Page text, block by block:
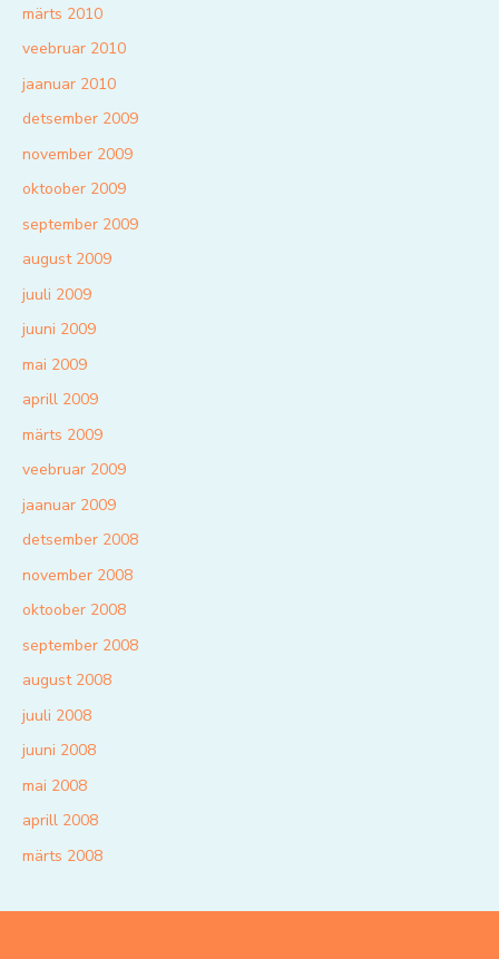
märts 2010
veebruar 2010
jaanuar 2010
detsember 2009
november 2009
oktoober 2009
september 2009
august 2009
juuli 2009
juuni 2009
mai 2009
aprill 2009
märts 2009
veebruar 2009
jaanuar 2009
detsember 2008
november 2008
oktoober 2008
september 2008
august 2008
juuli 2008
juuni 2008
mai 2008
aprill 2008
märts 2008